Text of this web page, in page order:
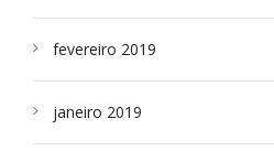
fevereiro 2019
janeiro 2019